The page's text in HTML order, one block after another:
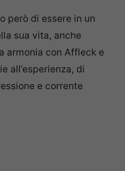
però di essere in un
sua vita, anche
armonia con Affleck e
all’esperienza, di
e corrente